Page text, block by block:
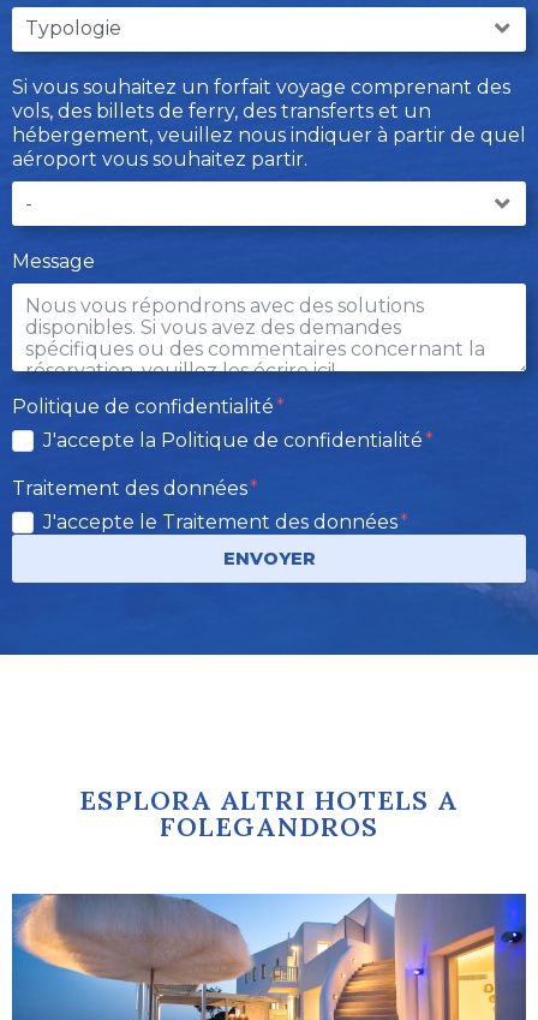
Si vous souhaitez un forfait voyage comprenant des
vols, des billets de ferry, des transferts et un
hébergement, veuillez nous indiquer à partir de quel
aéroport vous souhaitez partir.
Message
Politique de confidentialité
J'accepte la Politique de confidentialité
Traitement des données
J'accepte le Traitement des données
ENVOYER
ESPLORA ALTRI HOTELS A
FOLEGANDROS